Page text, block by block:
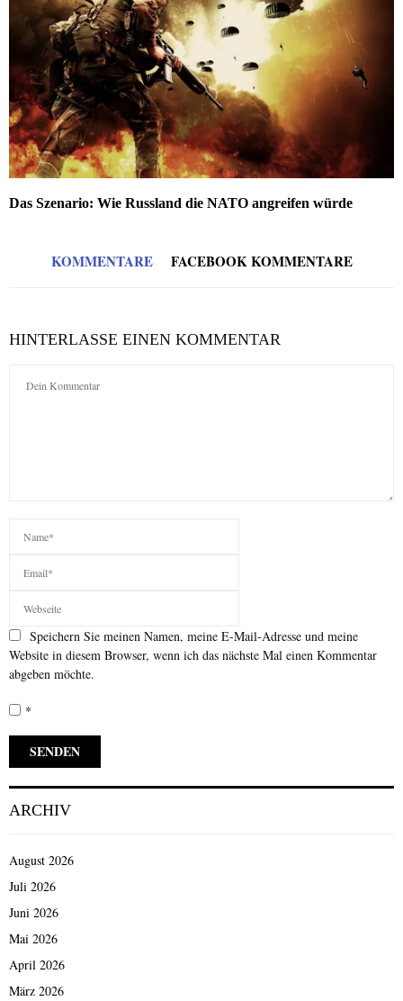
Das Szenario: Wie Russland die NATO angreifen würde
KOMMENTARE FACEBOOK KOMMENTARE
HINTERLASSE EINEN KOMMENTAR
Speichern Sie meinen Namen, meine E-Mail-Adresse und meine
Website in diesem Browser, wenn ich das nächste Mal einen Kommentar
abgeben möchte.
*
ARCHIV
August 2026
Juli 2026
Juni 2026
Mai 2026
April 2026
März 2026